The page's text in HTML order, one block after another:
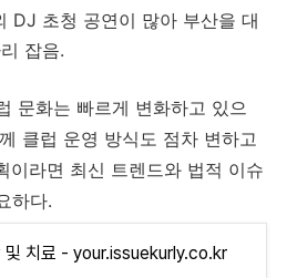
DJ 초청 공연이 많아 부산을 대
잡음.
문화는 빠르게 변화하고 있으
클럽 운영 방식도 점차 변하고
이라면 최신 트렌드와 법적 이슈
하다.
및 치료 - your.issuekurly.co.kr